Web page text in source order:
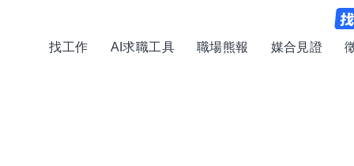
找工作 AI求職工具 職場熊報 媒合見證